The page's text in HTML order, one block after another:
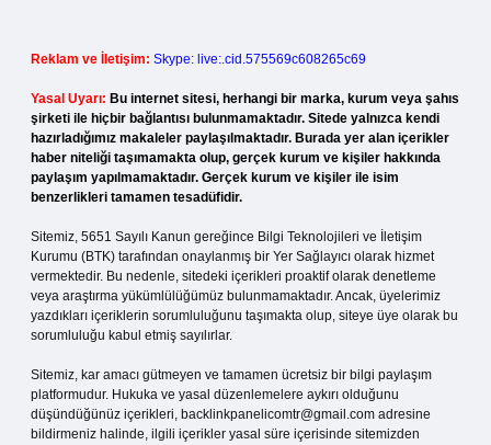
Reklam ve İletişim: Skype: live:.cid.575569c608265c69
Yasal Uyarı: Bu internet sitesi, herhangi bir marka, kurum veya şahıs
şirketi ile hiçbir bağlantısı bulunmamaktadır. Sitede yalnızca kendi
hazırladığımız makaleler paylaşılmaktadır. Burada yer alan içerikler
haber niteliği taşımamakta olup, gerçek kurum ve kişiler hakkında
paylaşım yapılmamaktadır. Gerçek kurum ve kişiler ile isim
benzerlikleri tamamen tesadüfidir.
Sitemiz, 5651 Sayılı Kanun gereğince Bilgi Teknolojileri ve İletişim
Kurumu (BTK) tarafından onaylanmış bir Yer Sağlayıcı olarak hizmet
vermektedir. Bu nedenle, sitedeki içerikleri proaktif olarak denetleme
veya araştırma yükümlülüğümüz bulunmamaktadır. Ancak, üyelerimiz
yazdıkları içeriklerin sorumluluğunu taşımakta olup, siteye üye olarak bu
sorumluluğu kabul etmiş sayılırlar.
Sitemiz, kar amacı gütmeyen ve tamamen ücretsiz bir bilgi paylaşım
platformudur. Hukuka ve yasal düzenlemelere aykırı olduğunu
düşündüğünüz içerikleri, backlinkpanelicomtr@gmail.com adresine
bildirmeniz halinde, ilgili içerikler yasal süre içerisinde sitemizden